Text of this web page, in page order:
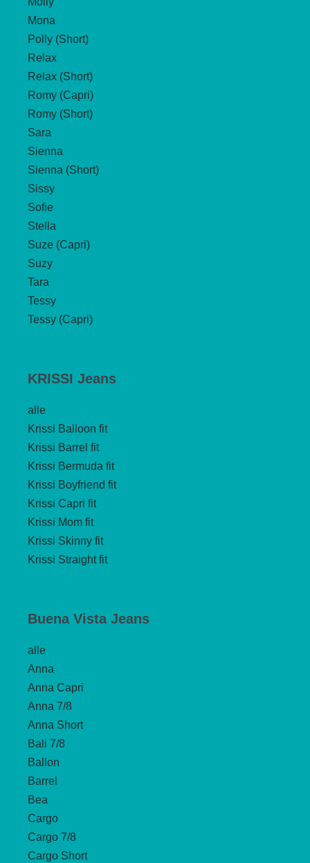
Mona
Polly (Short)
Relax
Relax (Short)
Romy (Capri)
Romy (Short)
Sara
Sienna
Sienna (Short)
Sissy
Sofie
Stella
Suze (Capri)
Suzy
Tara
Tessy
Tessy (Capri)
KRISSI Jeans
alle
Krissi Balloon fit
Krissi Barrel fit
Krissi Bermuda fit
Krissi Boyfriend fit
Krissi Capri fit
Krissi Mom fit
Krissi Skinny fit
Krissi Straight fit
Buena Vista Jeans
alle
Anna
Anna Capri
Anna 7/8
Anna Short
Bali 7/8
Ballon
Barrel
Bea
Cargo
Cargo 7/8
Cargo Short